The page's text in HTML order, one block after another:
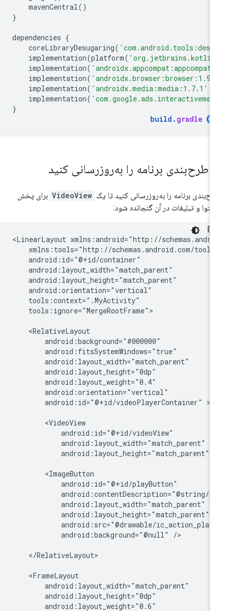
mavenCentral
dependencies
coreLibraryDesugaring(
implementation(platform(
implementation(
implementation(
implementation('androidx.media:media:1.7.1'
implementation(
build.gradle
طرح‌بندی برنامه را به‌روزرسانی کنید
برنامه را به‌روزرسانی کنید تا یک VideoView برای پخش
و تبلیغات در آن گنجانده شود:
<LinearLayout
tools:ignore="MergeRootFrame">
android:id="@+id/videoPlayerContainer"
android:layout_height="match_parent"
android:background="@null"
</RelativeLayout>